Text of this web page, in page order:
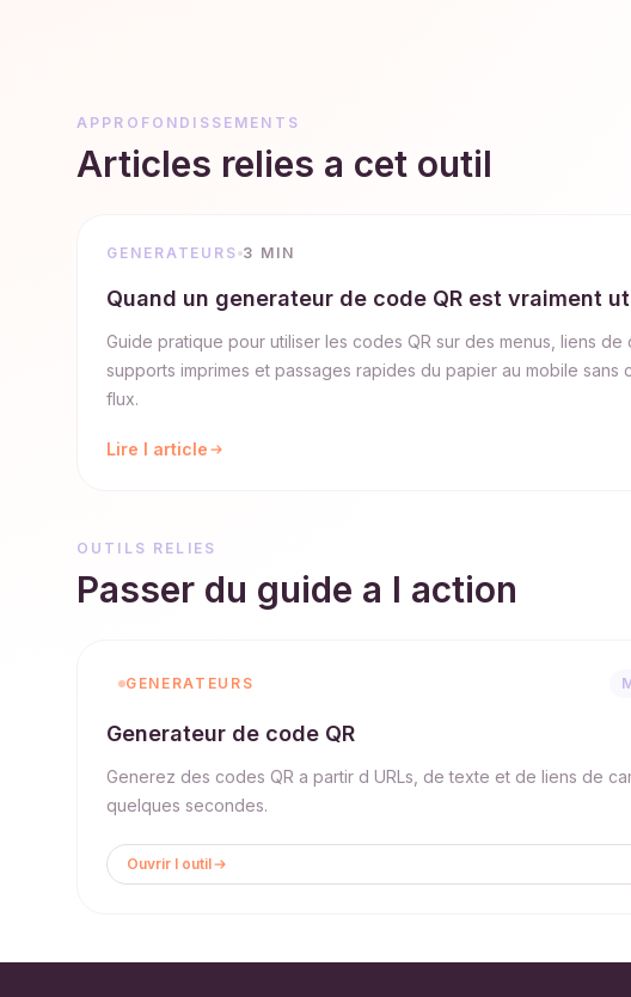
APPROFONDISSEMENTS
Articles relies a cet outil
GENERATEURS 3 MIN
Quand un generateur de code QR est vraiment
Guide pratique pour utiliser les codes QR sur des menus, liens de
supports imprimes et passages rapides du papier au mobile sans
flux.
Lire l article
OUTILS RELIES
Passer du guide a l action
GENERATEURS
Generateur de code QR
Generez des codes QR a partir d URLs, de texte et de liens de
quelques secondes.
Ouvrir l outil